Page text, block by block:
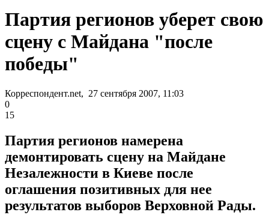
Партия регионов уберет свою
сцену с Майдана "после
победы"
Корреспондент.net, 27 сентября 2007, 11:03
0
15
Партия регионов намерена
демонтировать сцену на Майдане
Незалежности в Киеве после
оглашения позитивных для нее
результатов выборов Верховной Рады.